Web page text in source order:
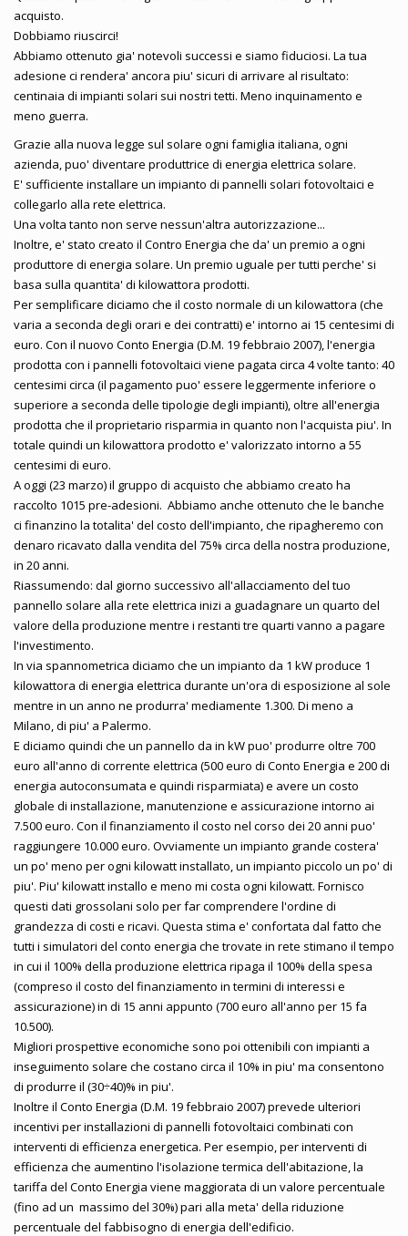
acquisto.
Dobbiamo riuscirci!
Abbiamo ottenuto gia' notevoli successi e siamo fiduciosi. La tua
adesione ci rendera' ancora piu' sicuri di arrivare al risultato:
centinaia di impianti solari sui nostri tetti. Meno inquinamento e
meno guerra.
Grazie alla nuova legge sul solare ogni famiglia italiana, ogni
azienda, puo' diventare produttrice di energia elettrica solare.
E' sufficiente installare un impianto di pannelli solari fotovoltaici e
collegarlo alla rete elettrica.
Una volta tanto non serve nessun'altra autorizzazione...
Inoltre, e' stato creato il Contro Energia che da' un premio a ogni
produttore di energia solare. Un premio uguale per tutti perche' si
basa sulla quantita' di kilowattora prodotti.
Per semplificare diciamo che il costo normale di un kilowattora (che
varia a seconda degli orari e dei contratti) e' intorno ai 15 centesimi di
euro. Con il nuovo Conto Energia (D.M. 19 febbraio 2007), l'energia
prodotta con i pannelli fotovoltaici viene pagata circa 4 volte tanto: 40
centesimi circa (il pagamento puo' essere leggermente inferiore o
superiore a seconda delle tipologie degli impianti), oltre all'energia
prodotta che il proprietario risparmia in quanto non l'acquista piu'. In
totale quindi un kilowattora prodotto e' valorizzato intorno a 55
centesimi di euro.
A oggi (23 marzo) il gruppo di acquisto che abbiamo creato ha
raccolto 1015 pre-adesioni. Abbiamo anche ottenuto che le banche
ci finanzino la totalita' del costo dell'impianto, che ripagheremo con
denaro ricavato dalla vendita del 75% circa della nostra produzione,
in 20 anni.
Riassumendo: dal giorno successivo all'allacciamento del tuo
pannello solare alla rete elettrica inizi a guadagnare un quarto del
valore della produzione mentre i restanti tre quarti vanno a pagare
l'investimento.
In via spannometrica diciamo che un impianto da 1 kW produce 1
kilowattora di energia elettrica durante un'ora di esposizione al sole
mentre in un anno ne produrra' mediamente 1.300. Di meno a
Milano, di piu' a Palermo.
E diciamo quindi che un pannello da in kW puo' produrre oltre 700
euro all'anno di corrente elettrica (500 euro di Conto Energia e 200 di
energia autoconsumata e quindi risparmiata) e avere un costo
globale di installazione, manutenzione e assicurazione intorno ai
7.500 euro. Con il finanziamento il costo nel corso dei 20 anni puo'
raggiungere 10.000 euro. Ovviamente un impianto grande costera'
un po' meno per ogni kilowatt installato, un impianto piccolo un po' di
piu'. Piu' kilowatt installo e meno mi costa ogni kilowatt. Fornisco
questi dati grossolani solo per far comprendere l'ordine di
grandezza di costi e ricavi. Questa stima e' confortata dal fatto che
tutti i simulatori del conto energia che trovate in rete stimano il tempo
in cui il 100% della produzione elettrica ripaga il 100% della spesa
(compreso il costo del finanziamento in termini di interessi e
assicurazione) in di 15 anni appunto (700 euro all'anno per 15 fa
10.500).
Migliori prospettive economiche sono poi ottenibili con impianti a
inseguimento solare che costano circa il 10% in piu' ma consentono
di produrre il (30÷40)% in piu'.
Inoltre il Conto Energia (D.M. 19 febbraio 2007) prevede ulteriori
incentivi per installazioni di pannelli fotovoltaici combinati con
interventi di efficienza energetica. Per esempio, per interventi di
efficienza che aumentino l'isolazione termica dell'abitazione, la
tariffa del Conto Energia viene maggiorata di un valore percentuale
(fino ad un massimo del 30%) pari alla meta' della riduzione
percentuale del fabbisogno di energia dell'edificio.